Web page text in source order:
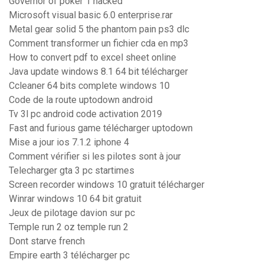
Microsoft visual basic 6.0 enterprise.rar
Metal gear solid 5 the phantom pain ps3 dlc
Comment transformer un fichier cda en mp3
How to convert pdf to excel sheet online
Java update windows 8.1 64 bit télécharger
Ccleaner 64 bits complete windows 10
Code de la route uptodown android
Tv 3l pc android code activation 2019
Fast and furious game télécharger uptodown
Mise a jour ios 7.1.2 iphone 4
Comment vérifier si les pilotes sont à jour
Telecharger gta 3 pc startimes
Screen recorder windows 10 gratuit télécharger
Winrar windows 10 64 bit gratuit
Jeux de pilotage davion sur pc
Temple run 2 oz temple run 2
Dont starve french
Empire earth 3 télécharger pc